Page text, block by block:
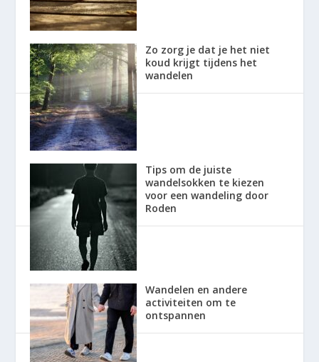
Zo zorg je dat je het niet
koud krijgt tijdens het
wandelen
Tips om de juiste
wandelsokken te kiezen
voor een wandeling door
Roden
Wandelen en andere
activiteiten om te
ontspannen